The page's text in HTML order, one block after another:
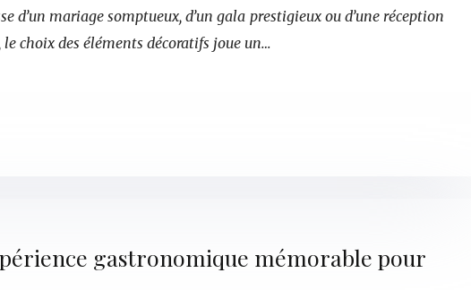
d’un mariage somptueux, d’un gala prestigieux ou d’une réception
le choix des éléments décoratifs joue un…
gastronomique mémorable pour